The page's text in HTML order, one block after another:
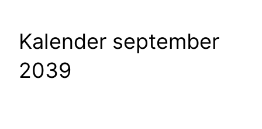
Kalender september
2039